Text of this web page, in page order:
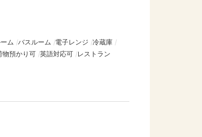
ム バスルーム 電子レンジ 冷蔵庫
物預かり可 英語対応可 レストラン